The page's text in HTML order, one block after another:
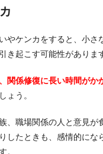
やケンカをすると、小さ
き起こす可能性がありま
関係修復に長い時間がか
ょう。
、職場関係の人と意見が
したときも、感情的にな
。